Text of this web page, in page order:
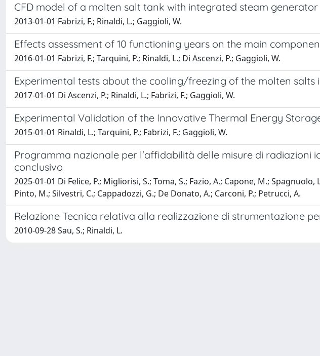
CFD model of a molten salt tank with integrated steam generator
2013-01-01 Fabrizi, F.; Rinaldi, L.; Gaggioli, W.
Effects assessment of 10 functioning years on the main
2016-01-01 Fabrizi, F.; Tarquini, P.; Rinaldi, L.; Di Ascenzi, P.; Gaggioli, W.
Experimental tests about the cooling/freezing of the molten
2017-01-01 Di Ascenzi, P.; Rinaldi, L.; Fabrizi, F.; Gaggioli, W.
Experimental Validation of the Innovative Thermal Energy
2015-01-01 Rinaldi, L.; Tarquini, P.; Fabrizi, F.; Gaggioli, W.
Programma nazionale per l'affidabilità delle misure di
conclusivo
2025-01-01 Di Felice, P.; Migliorisi, S.; Toma, S.; Fazio, A.; Capone, M.;
Pinto, M.; Silvestri, C.; Cappadozzi, G.; De Donato, A.; Carconi, P.; Petrucci, A.
Relazione Tecnica relativa alla realizzazione di strumentazione
2010-09-28 Sau, S.; Rinaldi, L.